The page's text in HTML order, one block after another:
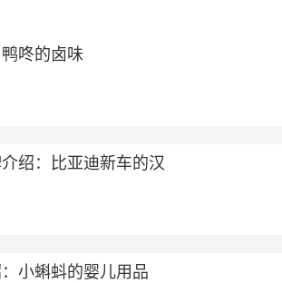
咚的卤味
绍：比亚迪新车的汉
小蝌蚪的婴儿用品